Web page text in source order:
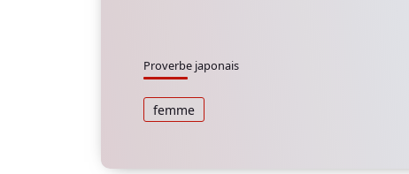
Proverbe japonais
femme